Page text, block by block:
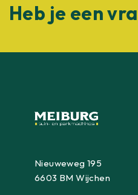
Heb je een
Nieuweweg 195
6603 BM Wijchen